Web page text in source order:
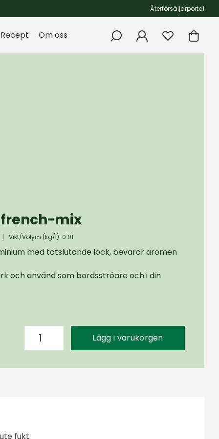
Återförsäljarportal
Recept Om oss
mix
| Vikt/Volym (kg/l): 0.01
med tätslutande lock, bevarar aromen
och använd som bordsströare och i din
Lägg i varukorgen
fukt.